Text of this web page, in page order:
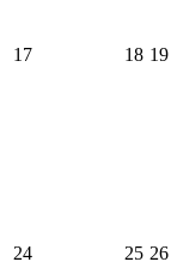
17 18 19
24 25 26